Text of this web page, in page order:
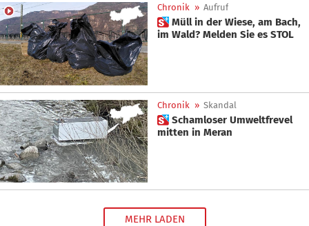
Chronik » Aufruf
 Müll in der Wiese, am Bach,
im Wald? Melden Sie es STOL
Chronik » Skandal
 Schamloser Umweltfrevel
mitten in Meran
MEHR LADEN